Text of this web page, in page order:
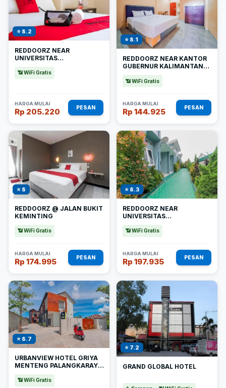
⭐ 8.2
REDDOORZ NEAR
UNIVERSITAS
📶 WiFi Gratis
HARGA MULAI
Rp 205.220 PESAN
⭐ 8.1
REDDOORZ NEAR KANTOR
GUBERNUR KALIMANTAN
📶 WiFi Gratis
HARGA MULAI
Rp 144.925 PESAN
⭐ 8
REDDOORZ @ JALAN BUKIT
KEMINTING
📶 WiFi Gratis
HARGA MULAI
Rp 174.995 PESAN
⭐ 8.3
REDDOORZ NEAR
UNIVERSITAS
📶 WiFi Gratis
HARGA MULAI
Rp 197.935 PESAN
⭐ 8.7
URBANVIEW HOTEL GRIYA
MENTENG PALANGKARAYA
📶 WiFi Gratis
⭐ 7.2
GRAND GLOBAL HOTEL